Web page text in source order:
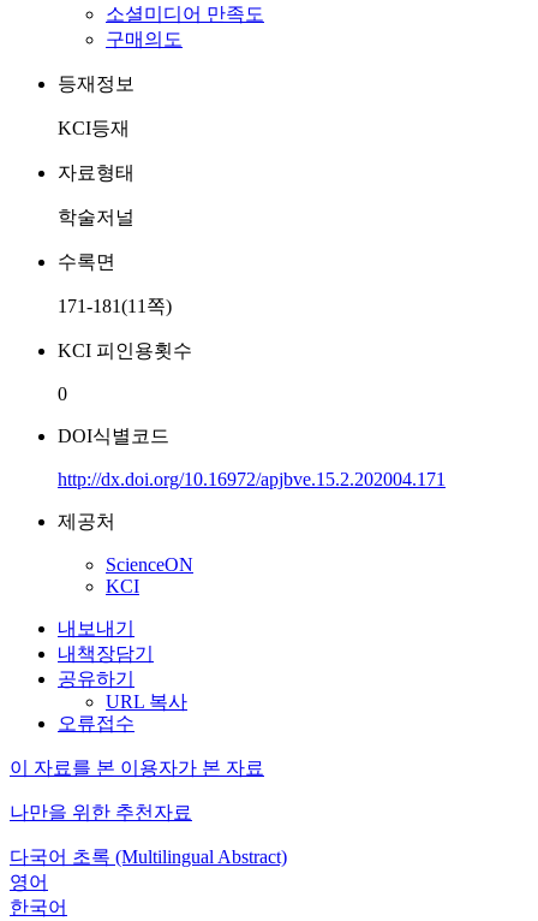
소셜미디어 만족도
구매의도
등재정보
KCI등재
자료형태
학술저널
수록면
171-181(11쪽)
KCI 피인용횟수
0
DOI식별코드
http://dx.doi.org/10.16972/apjbve.15.2.202004.171
제공처
ScienceON
KCI
내보내기
내책장담기
공유하기
URL 복사
오류접수
이 자료를 본 이용자가 본 자료
나만을 위한 추천자료
다국어 초록 (Multilingual Abstract)
영어
한국어